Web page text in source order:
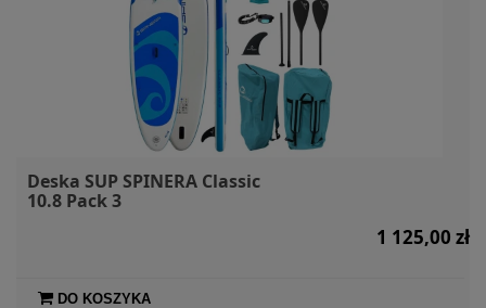
Deska SUP SPINERA Classic
10.8 Pack 3
1 125,00 zł
DO KOSZYKA